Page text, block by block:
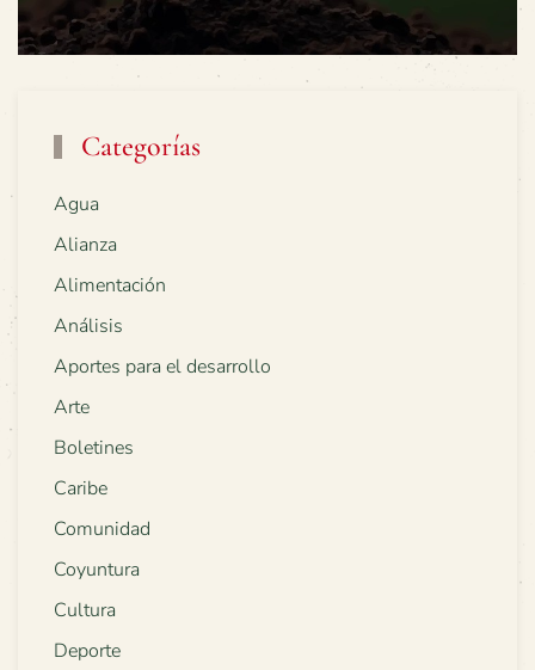
Categorías
Agua
Alianza
Alimentación
Análisis
Aportes para el desarrollo
Arte
Boletines
Caribe
Comunidad
Coyuntura
Cultura
Deporte